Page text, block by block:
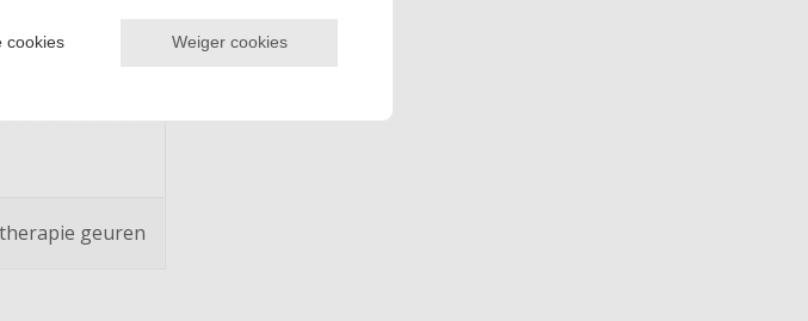
geuren
cookies Weiger cookies